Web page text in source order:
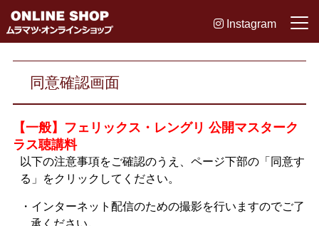
Instagram
同意確認画面
【一般】フェリックス・レングリ 公開マスターク
ラス聴講料
以下の注意事項をご確認のうえ、ページ下部の「同意す
る」をクリックしてください。
・インターネット配信のための撮影を行いますのでご了
承ください。